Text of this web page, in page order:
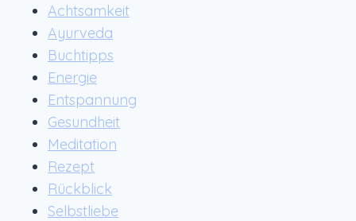
Achtsamkeit
Ayurveda
Buchtipps
Energie
Entspannung
Gesundheit
Meditation
Rezept
Rückblick
Selbstliebe